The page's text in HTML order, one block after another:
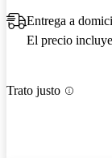
Entrega a
El precio
Trato justo